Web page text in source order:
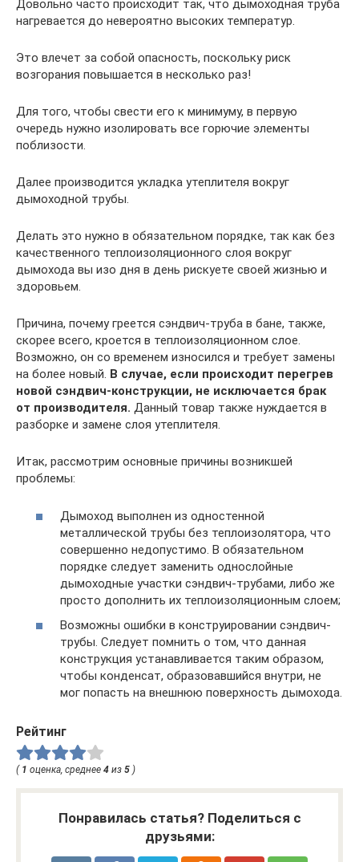
Довольно часто происходит так, что дымоходная труба
нагревается до невероятно высоких температур.
Это влечет за собой опасность, поскольку риск
возгорания повышается в несколько раз!
Для того, чтобы свести его к минимуму, в первую
очередь нужно изолировать все горючие элементы
поблизости.
Далее производится укладка утеплителя вокруг
дымоходной трубы.
Делать это нужно в обязательном порядке, так как без
качественного теплоизоляционного слоя вокруг
дымохода вы изо дня в день рискуете своей жизнью и
здоровьем.
Причина, почему греется сэндвич-труба в бане, также,
скорее всего, кроется в теплоизоляционном слое.
Возможно, он со временем износился и требует замены
на более новый. В случае, если происходит перегрев
новой сэндвич-конструкции, не исключается брак
от производителя. Данный товар также нуждается в
разборке и замене слоя утеплителя.
Итак, рассмотрим основные причины возникшей
проблемы:
Дымоход выполнен из одностенной
металлической трубы без теплоизолятора, что
совершенно недопустимо. В обязательном
порядке следует заменить однослойные
дымоходные участки сэндвич-трубами, либо же
просто дополнить их теплоизоляционным слоем;
Возможны ошибки в конструировании сэндвич-
трубы. Следует помнить о том, что данная
конструкция устанавливается таким образом,
чтобы конденсат, образовавшийся внутри, не
мог попасть на внешнюю поверхность дымохода.
Рейтинг
( 1 оценка, среднее 4 из 5 )
Понравилась статья? Поделиться с
друзьями: